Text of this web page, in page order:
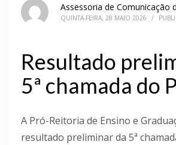
Assessoria de Comunicação
QUINTA-FEIRA, 28 MAIO 2026 /
Resultado
5ª chamada do
A Pró-Reitoria de Ensino e
resultado preliminar da 5ª